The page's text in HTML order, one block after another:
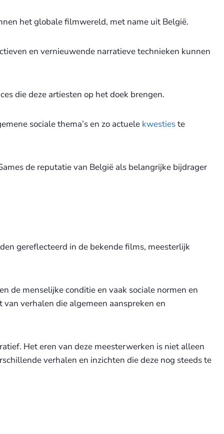
het globale filmwereld, met name uit België.
en vernieuwende narratieve technieken kunnen
die deze artiesten op het doek brengen.
sociale thema’s en zo actuele kwestieste
de reputatie van België als belangrijke bijdrager
gereflecteerd in de bekende films, meesterlijk
de menselijke conditie en vaak sociale normen en
verhalen die algemeen aanspreken en
Het eren van deze meesterwerken is niet alleen
verhalen en inzichten die deze nog steeds te